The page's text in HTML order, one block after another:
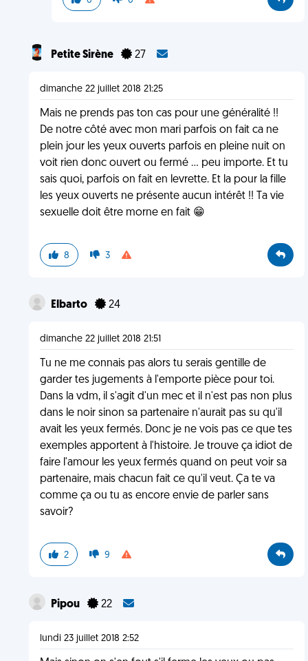
Petite Sirène 27
dimanche 22 juillet 2018 21:25
Mais ne prends pas ton cas pour une généralité !!
De notre côté avec mon mari parfois on fait ca ne
plein jour les yeux ouverts parfois en pleine nuit on
voit rien donc ouvert ou fermé ... peu importe. Et tu
sais quoi, parfois on fait en levrette. Et la pour la fille
les yeux ouverts ne présente aucun intérêt !! Ta vie
sexuelle doit être morne en fait 😁
8 3
Elbarto 24
dimanche 22 juillet 2018 21:51
Tu ne me connais pas alors tu serais gentille de
garder tes jugements à l'emporte pièce pour toi.
Dans la vdm, il s'agit d'un mec et il n'est pas non plus
dans le noir sinon sa partenaire n'aurait pas su qu'il
avait les yeux fermés. Donc je ne vois pas ce que tes
exemples apportent à l'histoire. Je trouve ça idiot de
faire l'amour les yeux fermés quand on peut voir sa
partenaire, mais chacun fait ce qu'il veut. Ça te va
comme ça ou tu as encore envie de parler sans
savoir?
2 9
Pipou 22
lundi 23 juillet 2018 2:52